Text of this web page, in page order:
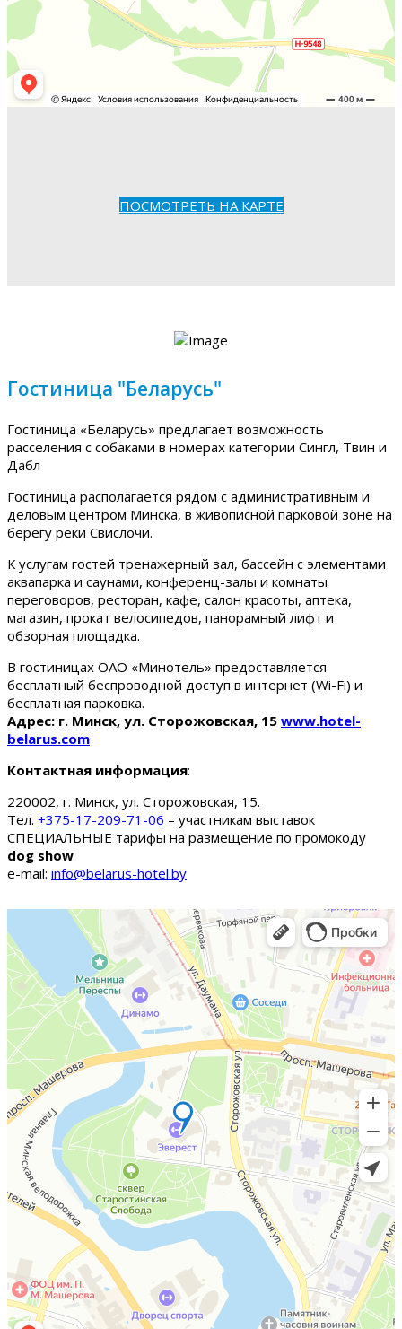
ПОСМОТРЕТЬ НА КАРТЕ
Гостиница "Беларусь"
Гостиница «Беларусь» предлагает возможность
расселения с собаками в номерах категории Сингл, Твин и
Дабл
Гостиница располагается рядом с административным и
деловым центром Минска, в живописной парковой зоне на
берегу реки Свислочи.
К услугам гостей тренажерный зал, бассейн с элементами
аквапарка и саунами, конференц-залы и комнаты
переговоров, ресторан, кафе, салон красоты, аптека,
магазин, прокат велосипедов, панорамный лифт и
обзорная площадка.
В гостиницах ОАО «Минотель» предоставляется
бесплатный беспроводной доступ в интернет (Wi-Fi) и
бесплатная парковка.
Адрес: г. Минск, ул. Сторожовская, 15 www.hotel-
belarus.com
Контактная информация:
220002, г. Минск, ул. Сторожовская, 15.
Тел. +375-17-209-71-06 – участникам выставок
СПЕЦИАЛЬНЫЕ тарифы на размещение по промокоду
dog show
e-mail: info@belarus-hotel.by